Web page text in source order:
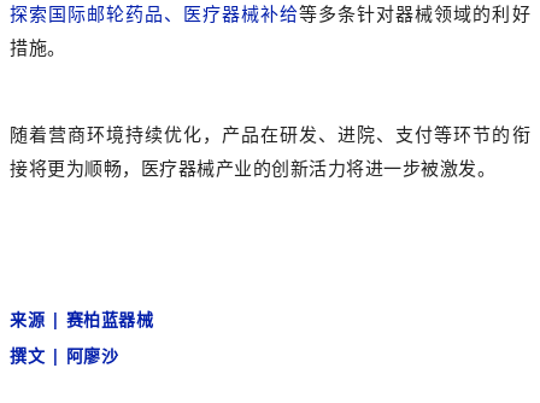
探索国际邮轮药品、医疗器械补给等多条针对器械领域的利好
措施。
随着营商环境持续优化，产品在研发、进院、支付等环节的衔
接将更为顺畅， 医疗器械产业的创新活力将进一步被激发。
来源 | 赛柏蓝器械
撰文 | 阿廖沙